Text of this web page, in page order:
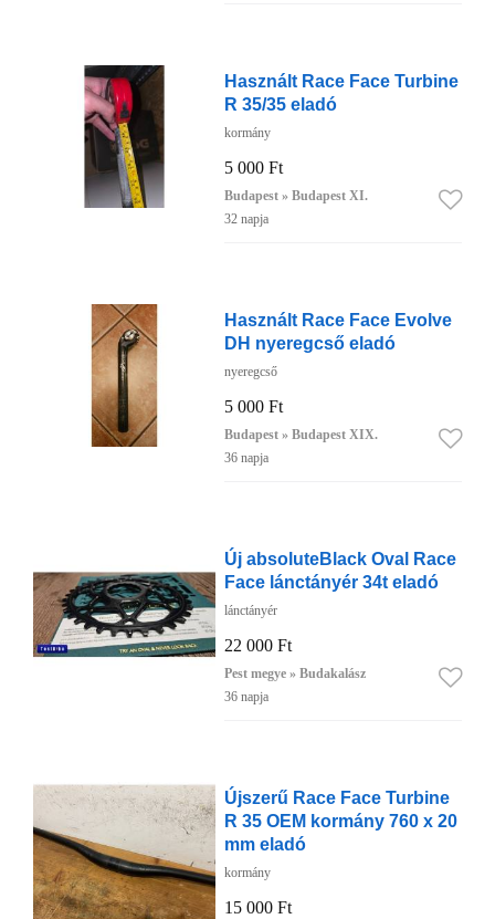
Használt Race Face Turbine
R 35/35 eladó
kormány
5 000 Ft
Budapest » Budapest XI.
32 napja
Használt Race Face Evolve
DH nyeregcső eladó
nyeregcső
5 000 Ft
Budapest » Budapest XIX.
36 napja
Új absoluteBlack Oval Race
Face lánctányér 34t eladó
lánctányér
22 000 Ft
Pest megye » Budakalász
36 napja
Újszerű Race Face Turbine
R 35 OEM kormány 760 x 20
mm eladó
kormány
15 000 Ft